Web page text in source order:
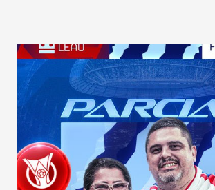
arcebispos do mundo, sendo apenas
entre eles, dom Gregório.É um
exemplo de fé e de caridade"